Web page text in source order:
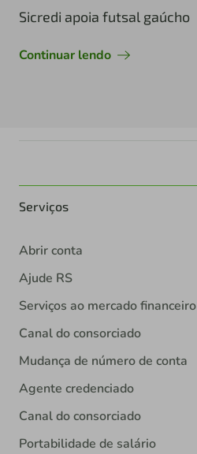
Sicredi apoia futsal gaúcho
Continuar lendo
Serviços
Abrir conta
Ajude RS
Serviços ao mercado financeiro
Canal do consorciado
Mudança de número de conta
Agente credenciado
Canal do consorciado
Portabilidade de salário